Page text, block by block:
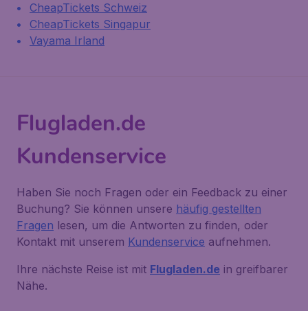
CheapTickets Schweiz
CheapTickets Singapur
Vayama Irland
Flugladen.de
Kundenservice
Haben Sie noch Fragen oder ein Feedback zu einer
Buchung? Sie können unsere häufig gestellten
Fragen lesen, um die Antworten zu finden, oder
Kontakt mit unserem Kundenservice aufnehmen.
Ihre nächste Reise ist mit Flugladen.de in greifbarer
Nähe.